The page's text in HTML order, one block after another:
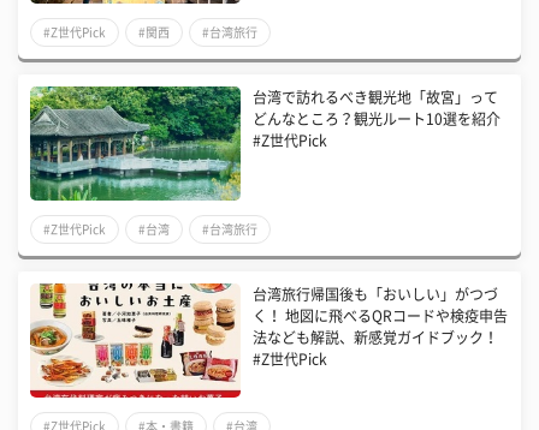
#Z世代Pick #関西 #台湾旅行
台湾で訪れるべき観光地「故宮」って
どんなところ？観光ルート10選を紹介
#Z世代Pick
#Z世代Pick #台湾 #台湾旅行
台湾旅行帰国後も「おいしい」がつづ
く！ 地図に飛べるQRコードや検疫申告
法なども解説、新感覚ガイドブック！
#Z世代Pick
#Z世代Pick #本・書籍 #台湾